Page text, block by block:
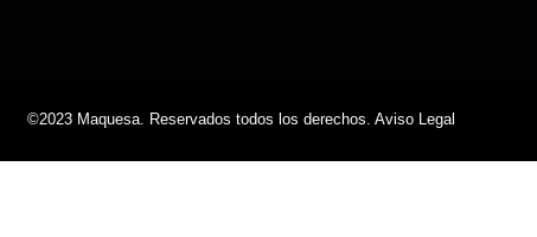
©2023 Maquesa. Reservados todos los derechos. Aviso Legal